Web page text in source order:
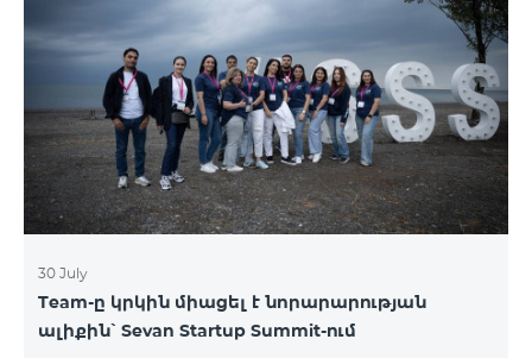
30 July
Team-ը կրկին միացել է նորարարության
ալիքին՝ Sevan Startup Summit-ում